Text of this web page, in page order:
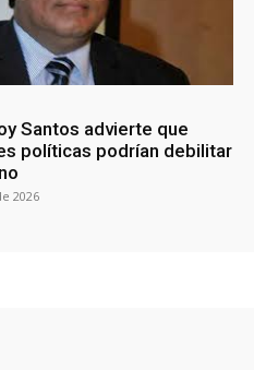
Santos advierte que
políticas podrían debilitar
2026